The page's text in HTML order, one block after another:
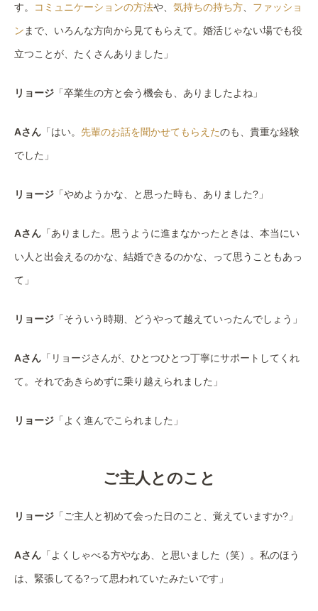
す。 コミュニケーションの方法や、 気持ちの持ち方 ファッショ
ン まで、いろんな方向から見てもらえて。婚活じゃない場でも役
立つことが、たくさんありました」
リョージ 「卒業生の方と会う機会も、ありましたよね」
Aさん 「はい。 先輩のお話を聞かせてもらえたのも、貴重な経験
でした」
リョージ 「やめようかな、と思った時も、ありました?」
Aさん 「ありました。思うように進まなかったときは、本当にい
い人と出会えるのかな、結婚できるのかな、って思うこともあっ
て」
リョージ 「そういう時期、どうやって越えていったんでしょう」
Aさん 「リョージさんが、ひとつひとつ丁寧にサポートしてくれ
て。それであきらめずに乗り越えられました」
リョージ 「よく進んでこられました」
ご主人とのこと
リョージ 「ご主人と初めて会った日のこと、覚えていますか?」
Aさん 「よくしゃべる方やなあ、と思いました（笑）。私のほう
は、緊張してる?って思われていたみたいです」